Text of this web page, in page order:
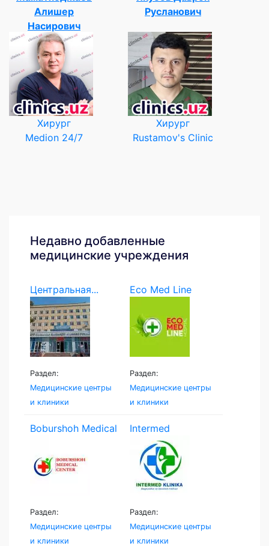
Алишер
Насирович
Хирург
Medion 24/7
Русланович
Хирург
Rustamov's Clinic
Недавно добавленные
медицинские учреждения
Центральная...
Раздел:
Медицинские центры
и клиники
Eco Med Line
Раздел:
Медицинские центры
и клиники
Boburshoh Medical
Раздел:
Медицинские центры
и клиники
Intermed
Namangan
Раздел:
Медицинские центры
и клиники